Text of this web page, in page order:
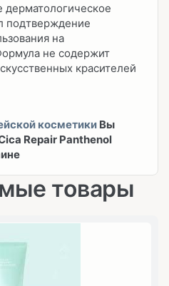
подтверждение
на
не содержит
красителей
косметики Вы
Repair Panthenol
товары